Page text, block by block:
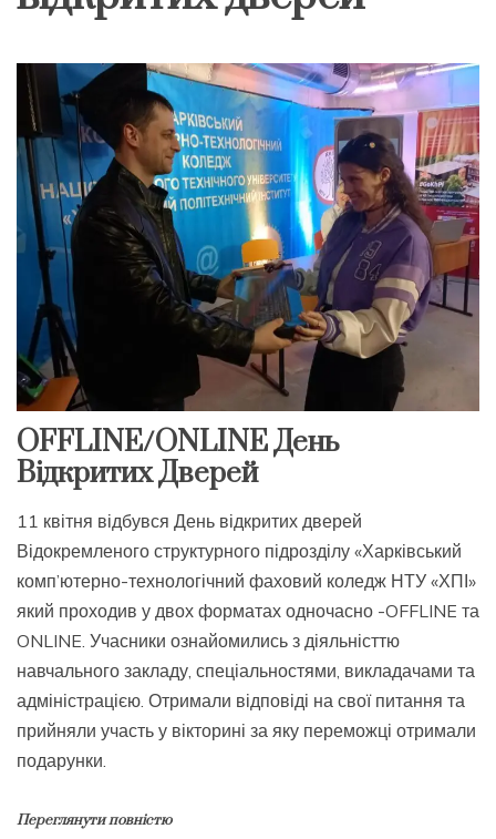
OFFLINE/ONLINE День
Відкритих Дверей
11 квітня відбувся День відкритих дверей
Відокремленого структурного підрозділу «Харківський
комп’ютерно-технологічний фаховий коледж НТУ «ХПІ»
який проходив у двох форматах одночасно -OFFLINE та
ONLINE. Учасники ознайомились з діяльністтю
навчального закладу, спеціальностями, викладачами та
адміністрацією. Отримали відповіді на свої питання та
прийняли участь у вікторині за яку переможці отримали
подарунки.
Переглянути повністю